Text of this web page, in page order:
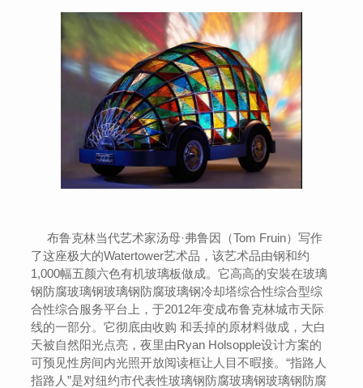
布鲁克林当代艺术家汤母·弗鲁因（Tom Fruin）写作
了这座极大的Watertower艺术品，该艺术品由钢和约
1,000幅五颜六色有机玻璃板做成。它高高的安裝在玻璃
钢防腐玻璃钢玻璃钢防腐玻璃钢冷却塔综合性综合型综
合性综合服务平台上，于2012年变成布鲁克林城市天际
线的一部分。它彻底由收购 和丢掉的原材料做成，大白
天被自然阳光点亮，夜里由Ryan Holsopple设计方案的
可预见性房间内光照开放阅读框让人目不暇接。“指路人
指路人”是对纽约市代表性玻璃钢防腐玻璃钢玻璃钢防腐